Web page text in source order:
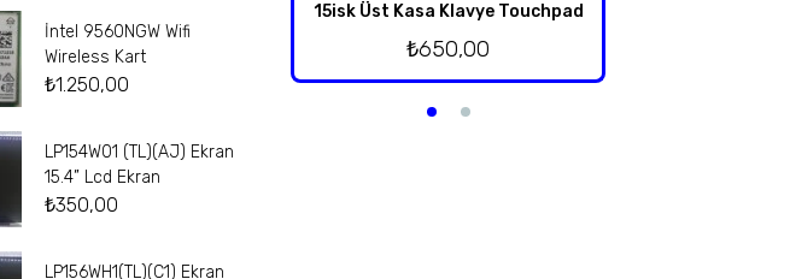
İntel 9560NGW Wifi
Wireless Kart
₺1.250,00
LP154W01 (TL)(AJ) Ekran
15.4” Lcd Ekran
₺350,00
LP156WH1(TL)(C1) Ekran
15isk Üst Kasa Klavye Touchpad
₺650,00